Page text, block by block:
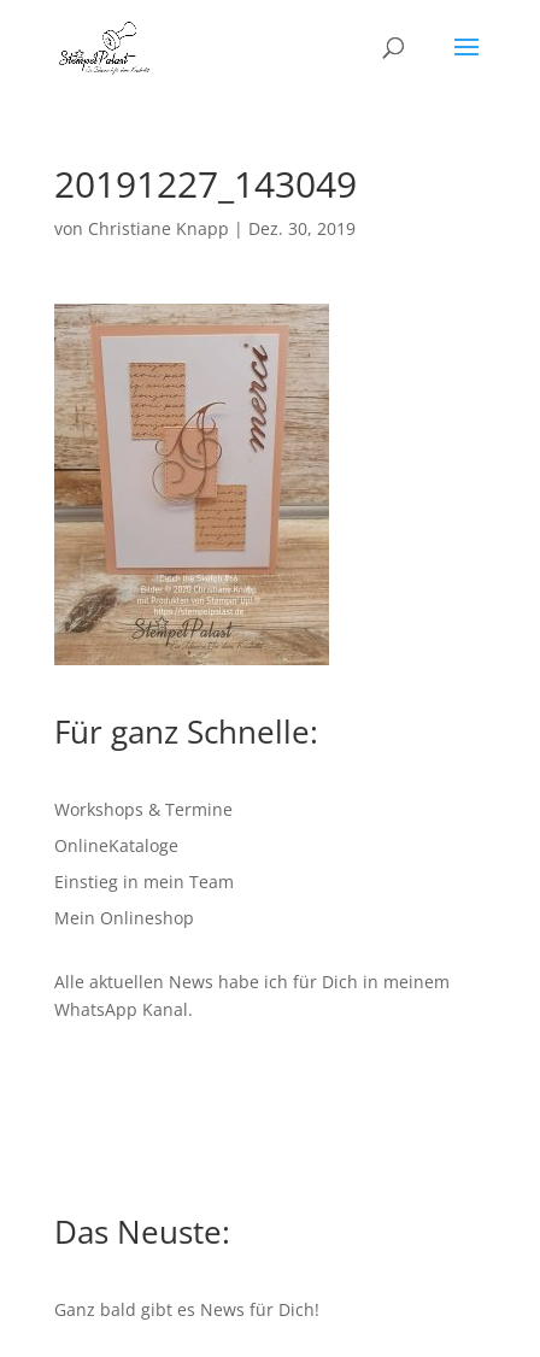
20191227_143049
von Christiane Knapp | Dez. 30, 2019
Für ganz Schnelle:
Workshops & Termine
OnlineKataloge
Einstieg in mein Team
Mein Onlineshop
Alle aktuellen News habe ich für Dich in meinem
WhatsApp Kanal.
Das Neuste:
Ganz bald gibt es News für Dich!